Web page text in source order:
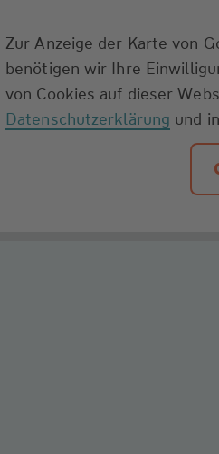
Zur Anzeige der Karte von
benötigen wir Ihre
von Cookies auf dieser
Datenschutzerklärung und